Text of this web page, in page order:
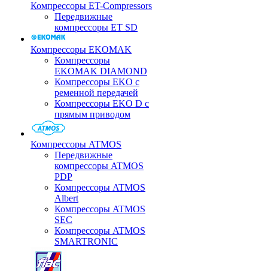
Компрессоры ET-Compressors
Передвижные
компрессоры ET SD
Компрессоры EKOMAK
Компрессоры
EKOMAK DIAMOND
Компрессоры EKO c
ременной передачей
Компрессоры EKO D с
прямым приводом
Компрессоры ATMOS
Передвижные
компрессоры ATMOS
PDP
Компрессоры ATMOS
Albert
Компрессоры ATMOS
SEC
Компрессоры ATMOS
SMARTRONIC